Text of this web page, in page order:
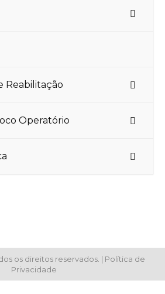
Reabilitação
Operatório
os direitos reservados. | Política de
Privacidade